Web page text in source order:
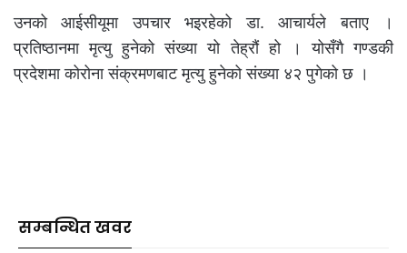
उनको आईसीयूमा उपचार भइरहेको डा. आचार्यले बताए ।
प्रतिष्ठानमा मृत्यु हुनेको संख्या यो तेह्रौं हो । योसँगै गण्डकी
प्रदेशमा कोरोना संक्रमणबाट मृत्यु हुनेको संख्या ४२ पुगेको छ ।
सम्बन्धित खवर